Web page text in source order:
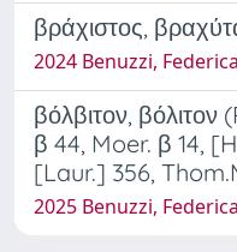
βράχιστος,
2024 Benuzzi, Federica
βόλβιτον,
β 44, Moer. β 14,
[Laur.] 356,
2025 Benuzzi, Federica